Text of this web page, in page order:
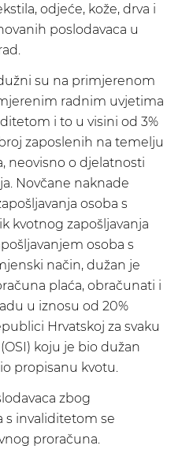
odjeće, kože, drva i
poslodavaca u
su na primjerenom
radnim uvjetima
i to u visini od 3%
zaposlenih na temelju
neovisno o djelatnosti
Novčane naknade
osoba s
kvotnog zapošljavanja
osoba s
način, dužan je
plaća, obračunati i
u iznosu od 20%
Hrvatskoj za svaku
koju je bio dužan
propisanu kvotu.
zbog
s invaliditetom se
proračuna.